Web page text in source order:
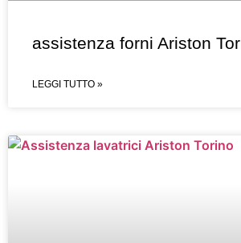
assistenza forni Ariston
LEGGI TUTTO »